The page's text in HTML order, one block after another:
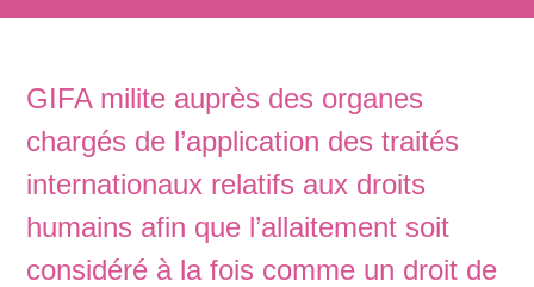
GIFA milite auprès des organes
chargés de l’application des traités
internationaux relatifs aux droits
humains afin que l’allaitement soit
considéré à la fois comme un droit de